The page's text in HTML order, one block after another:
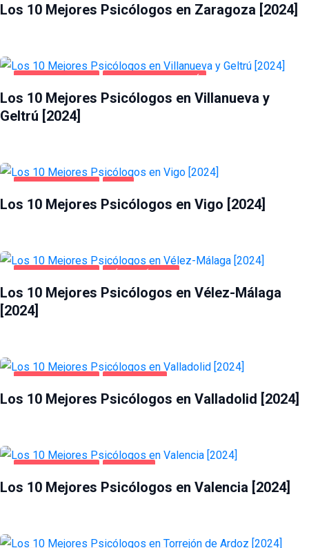
Los 10 Mejores Psicólogos en Zaragoza [2024]
Los 10 Mejores Psicólogos en Villanueva y
Geltrú [2024]
Los 10 Mejores Psicólogos en Vigo [2024]
Los 10 Mejores Psicólogos en Vélez-Málaga
[2024]
Los 10 Mejores Psicólogos en Valladolid [2024]
Los 10 Mejores Psicólogos en Valencia [2024]